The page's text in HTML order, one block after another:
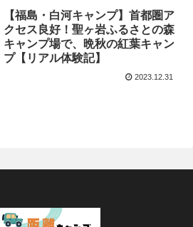
【福島・白河キャンプ】首都圏ア
クセス良好！聖ヶ岩ふるさとの森
キャンプ場で、晩秋の紅葉キャン
プ【リアル体験記】
2023.12.31